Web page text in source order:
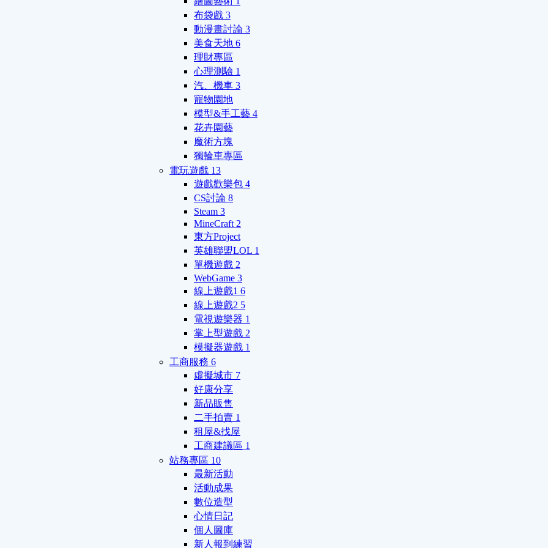
布袋戲 3
動漫畫討論 3
美食天地 6
理財專區
心理測驗 1
汽、機車 3
寵物園地
模型&手工藝 4
花卉園藝
魔術方塊
獨輪車專區
電玩遊戲 13
遊戲歡樂包 4
CS討論 8
Steam 3
MineCraft 2
東方Project
英雄聯盟LOL 1
單機遊戲 2
WebGame 3
線上遊戲1 6
線上遊戲2 5
電視遊樂器 1
掌上型遊戲 2
模擬器遊戲 1
工商服務 6
虛擬城市 7
好康分享
新品販售
二手拍賣 1
租屋&找屋
工商建議區 1
站務專區 10
最新活動
活動成果
數位造型
心情日記
個人圖庫
新人報到練習